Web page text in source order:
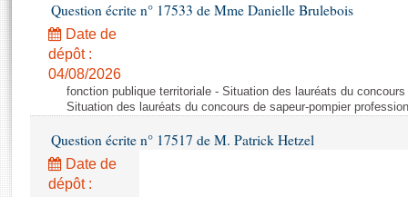
Projets de loi
Propositions de loi
Amendements
Textes adoptés
Rapports législatifs
Histoire
Juniors
Anciennes législatures
Contacts et plan d'accès
Photos libres de droit
Question écrite n° 17533 de Mme Danielle Brulebois
Date de
dépôt :
04/08/2026
fonction publique territoriale - Situation des lauréats du
Situation des lauréats du concours de sapeur-pompier
Question écrite n° 17517 de M. Patrick Hetzel
Date de
dépôt :